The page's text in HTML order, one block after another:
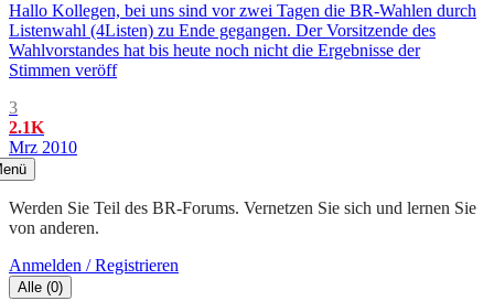
Hallo Kollegen, bei uns sind vor zwei Tagen die BR-Wahlen durch
Listenwahl (4Listen) zu Ende gegangen. Der Vorsitzende des
Wahlvorstandes hat bis heute noch nicht die Ergebnisse der
Stimmen veröff
3
2.1K
Mrz 2010
Werden Sie Teil des BR-Forums. Vernetzen Sie sich und lernen Sie
von anderen.
Anmelden / Registrieren
Alle (0)